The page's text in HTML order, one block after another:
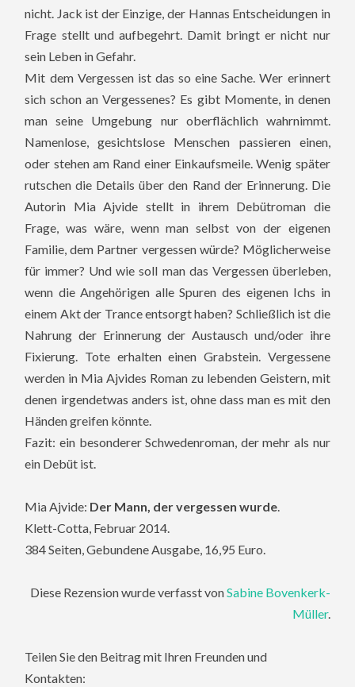
nicht. Jack ist der Einzige, der Hannas Entscheidungen in
Frage stellt und aufbegehrt. Damit bringt er nicht nur
sein Leben in Gefahr.
Mit dem Vergessen ist das so eine Sache. Wer erinnert
sich schon an Vergessenes? Es gibt Momente, in denen
man seine Umgebung nur oberflächlich wahrnimmt.
Namenlose, gesichtslose Menschen passieren einen,
oder stehen am Rand einer Einkaufsmeile. Wenig später
rutschen die Details über den Rand der Erinnerung. Die
Autorin Mia Ajvide stellt in ihrem Debütroman die
Frage, was wäre, wenn man selbst von der eigenen
Familie, dem Partner vergessen würde? Möglicherweise
für immer? Und wie soll man das Vergessen überleben,
wenn die Angehörigen alle Spuren des eigenen Ichs in
einem Akt der Trance entsorgt haben? Schließlich ist die
Nahrung der Erinnerung der Austausch und/oder ihre
Fixierung. Tote erhalten einen Grabstein. Vergessene
werden in Mia Ajvides Roman zu lebenden Geistern, mit
denen irgendetwas anders ist, ohne dass man es mit den
Händen greifen könnte.
Fazit: ein besonderer Schwedenroman, der mehr als nur
ein Debüt ist.
Mia Ajvide: Der Mann, der vergessen wurde.
Klett-Cotta, Februar 2014.
384 Seiten, Gebundene Ausgabe, 16,95 Euro.
Diese Rezension wurde verfasst vonSabine Bovenkerk-
Müller.
Teilen Sie den Beitrag mit Ihren Freunden und
Kontakten: